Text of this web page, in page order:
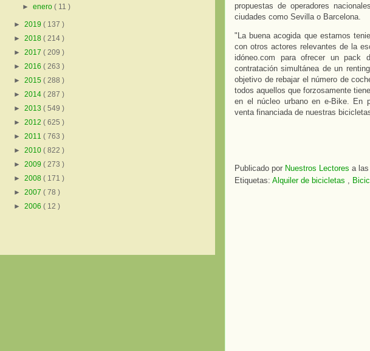
propuestas de operadores
ciudades como Sevilla o Barcelona.
"La buena acogida que estamos
con otros actores relevantes de la
idóneo.com para ofrecer un pack
contratación simultánea de un
objetivo de rebajar el número de
todos aquellos que forzosamente
en el núcleo urbano en e-Bike. En
venta financiada de nuestras
Publicado por Nuestros Lectores a las
Etiquetas: Alquiler de bicicletas ,
►enero( 11 )
► 2019 ( 137 )
► 2018 ( 214 )
► 2017 ( 209 )
► 2016 ( 263 )
► 2015 ( 288 )
► 2014 ( 287 )
► 2013 ( 549 )
► 2012 ( 625 )
► 2011 ( 763 )
► 2010 ( 822 )
► 2009 ( 273 )
► 2008 ( 171 )
► 2007 ( 78 )
► 2006 ( 12 )